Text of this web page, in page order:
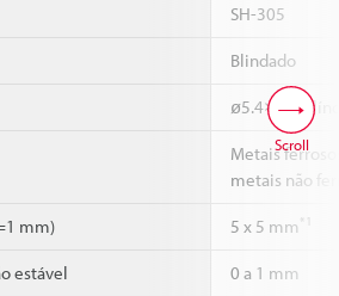
SH-305
Blindado
ø5.4×18
Metais
metais não
mm) 5 x 5 mm *1
estável 0 a 1 mm
Scroll